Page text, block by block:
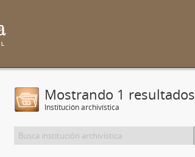
Mostrando 1 resultados
Institución archivística